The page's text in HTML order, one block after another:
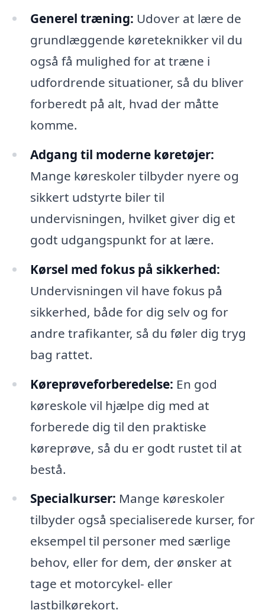
Generel træning: Udover at lære de
grundlæggende køreteknikker vil du
også få mulighed for at træne i
udfordrende situationer, så du bliver
forberedt på alt, hvad der måtte
komme.
Adgang til moderne køretøjer:
Mange køreskoler tilbyder nyere og
sikkert udstyrte biler til
undervisningen, hvilket giver dig et
godt udgangspunkt for at lære.
Kørsel med fokus på sikkerhed:
Undervisningen vil have fokus på
sikkerhed, både for dig selv og for
andre trafikanter, så du føler dig tryg
bag rattet.
Køreprøveforberedelse: En god
køreskole vil hjælpe dig med at
forberede dig til den praktiske
køreprøve, så du er godt rustet til at
bestå.
Specialkurser: Mange køreskoler
tilbyder også specialiserede kurser, for
eksempel til personer med særlige
behov, eller for dem, der ønsker at
tage et motorcykel- eller
lastbilkørekort.